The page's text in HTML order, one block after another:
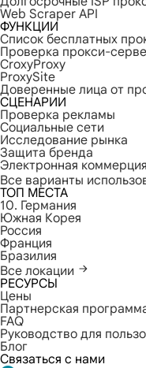
Web Scraper API
ФУНКЦИИ
Список бесплатных
Проверка прокси-
CroxyProxy
ProxySite
Доверенные лица от
СЦЕНАРИИ
Проверка рекламы
Социальные сети
Исследование рынка
Защита бренда
Электронная коммерция
Все варианты
ТОП МЕСТА
10. Германия
Южная Корея
Россия
Франция
Бразилия
Все локации
РЕСУРСЫ
Цены
Партнерская
FAQ
Руководство для
Блог
Связаться с нами